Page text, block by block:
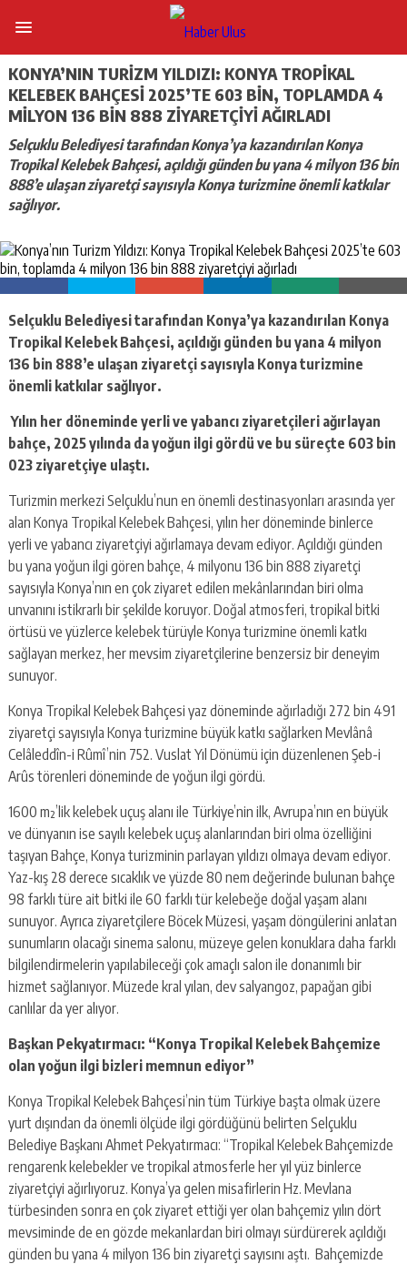
KONYA’NIN TURIZM YILDIZI: KONYA TROPIKAL
KELEBEK BAHÇESI 2025’TE 603 BIN, TOPLAMDA 4
MILYON 136 BIN 888 ZIYARETÇIYI AĞIRLADI
Selçuklu Belediyesi tarafından Konya’ya kazandırılan Konya
Tropikal Kelebek Bahçesi, açıldığı günden bu yana 4 milyon 136 bin
888’e ulaşan ziyaretçi sayısıyla Konya turizmine önemli katkılar
sağlıyor.
Selçuklu Belediyesi tarafından Konya’ya kazandırılan Konya
Tropikal Kelebek Bahçesi, açıldığı günden bu yana 4 milyon
136 bin 888’e ulaşan ziyaretçi sayısıyla Konya turizmine
önemli katkılar sağlıyor.
Yılın her döneminde yerli ve yabancı ziyaretçileri ağırlayan
bahçe, 2025 yılında da yoğun ilgi gördü ve bu süreçte 603 bin
023 ziyaretçiye ulaştı.
Turizmin merkezi Selçuklu’nun en önemli destinasyonları arasında yer
alan Konya Tropikal Kelebek Bahçesi, yılın her döneminde binlerce
yerli ve yabancı ziyaretçiyi ağırlamaya devam ediyor. Açıldığı günden
bu yana yoğun ilgi gören bahçe, 4 milyonu 136 bin 888 ziyaretçi
sayısıyla Konya’nın en çok ziyaret edilen mekânlarından biri olma
unvanını istikrarlı bir şekilde koruyor. Doğal atmosferi, tropikal bitki
örtüsü ve yüzlerce kelebek türüyle Konya turizmine önemli katkı
sağlayan merkez, her mevsim ziyaretçilerine benzersiz bir deneyim
sunuyor.
Konya Tropikal Kelebek Bahçesi yaz döneminde ağırladığı 272 bin 491
ziyaretçi sayısıyla Konya turizmine büyük katkı sağlarken Mevlânâ
Celâleddîn-i Rûmî’nin 752. Vuslat Yıl Dönümü için düzenlenen Şeb-i
Arûs törenleri döneminde de yoğun ilgi gördü.
1600 m²’lik kelebek uçuş alanı ile Türkiye’nin ilk, Avrupa’nın en büyük
ve dünyanın ise sayılı kelebek uçuş alanlarından biri olma özelliğini
taşıyan Bahçe, Konya turizminin parlayan yıldızı olmaya devam ediyor.
Yaz-kış 28 derece sıcaklık ve yüzde 80 nem değerinde bulunan bahçe
98 farklı türe ait bitki ile 60 farklı tür kelebeğe doğal yaşam alanı
sunuyor. Ayrıca ziyaretçilere Böcek Müzesi, yaşam döngülerini anlatan
sunumların olacağı sinema salonu, müzeye gelen konuklara daha farklı
bilgilendirmelerin yapılabileceği çok amaçlı salon ile donanımlı bir
hizmet sağlanıyor. Müzede kral yılan, dev salyangoz, papağan gibi
canlılar da yer alıyor.
Başkan Pekyatırmacı: “Konya Tropikal Kelebek Bahçemize
olan yoğun ilgi bizleri memnun ediyor”
Konya Tropikal Kelebek Bahçesi’nin tüm Türkiye başta olmak üzere
yurt dışından da önemli ölçüde ilgi gördüğünü belirten Selçuklu
Belediye Başkanı Ahmet Pekyatırmacı: “Tropikal Kelebek Bahçemizde
rengarenk kelebekler ve tropikal atmosferle her yıl yüz binlerce
ziyaretçiyi ağırlıyoruz. Konya’ya gelen misafirlerin Hz. Mevlana
türbesinden sonra en çok ziyaret ettiği yer olan bahçemiz yılın dört
mevsiminde de en gözde mekanlardan biri olmayı sürdürerek açıldığı
günden bu yana 4 milyon 136 bin ziyaretçi sayısını aştı. Bahçemizde